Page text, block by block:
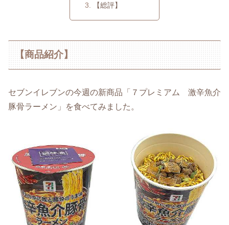
【総評】
【商品紹介】
セブンイレブンの今週の新商品「７プレミアム 激辛魚介
豚骨ラーメン」を食べてみました。